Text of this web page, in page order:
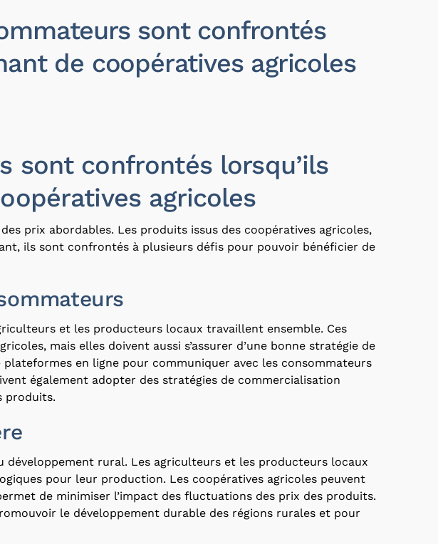
sont confrontés
de coopératives agricoles
sont confrontés lorsqu’ils
agricoles
prix abordables. Les produits issus des coopératives agricoles,
ils sont confrontés à plusieurs défis pour pouvoir bénéficier de
et les producteurs locaux travaillent ensemble. Ces
mais elles doivent aussi s’assurer d’une bonne stratégie de
en ligne pour communiquer avec les consommateurs
également adopter des stratégies de commercialisation
produits.
rural. Les agriculteurs et les producteurs locaux
pour leur production. Les coopératives agricoles peuvent
de minimiser l’impact des fluctuations des prix des produits.
le développement durable des régions rurales et pour